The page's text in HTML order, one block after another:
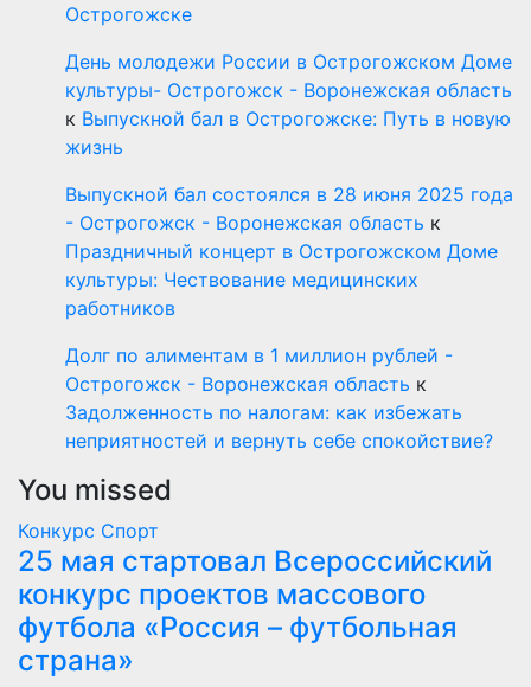
Острогожске
День молодежи России в Острогожском Доме
культуры- Острогожск - Воронежская область
к Выпускной бал в Острогожске: Путь в новую
жизнь
Выпускной бал состоялся в 28 июня 2025 года
- Острогожск - Воронежская область к
Праздничный концерт в Острогожском Доме
культуры: Чествование медицинских
работников
Долг по алиментам в 1 миллион рублей -
Острогожск - Воронежская область к
Задолженность по налогам: как избежать
неприятностей и вернуть себе спокойствие?
You missed
Конкурс Спорт
25 мая стартовал Всероссийский
конкурс проектов массового
футбола «Россия – футбольная
страна»